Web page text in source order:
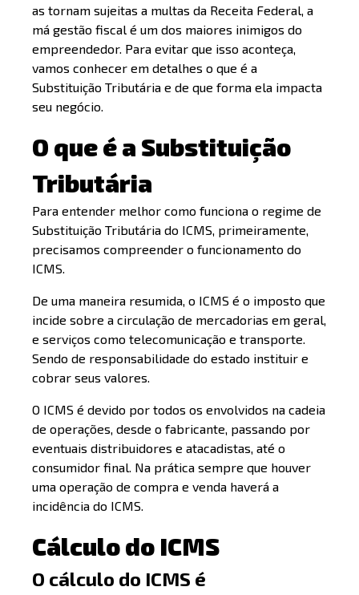
as tornam sujeitas a multas da Receita Federal, a
má gestão fiscal é um dos maiores inimigos do
empreendedor. Para evitar que isso aconteça,
vamos conhecer em detalhes o que é a
Substituição Tributária e de que forma ela impacta
seu negócio.
O que é a Substituição
Tributária
Para entender melhor como funciona o regime de
Substituição Tributária do ICMS, primeiramente,
precisamos compreender o funcionamento do
ICMS.
De uma maneira resumida, o ICMS é o imposto que
incide sobre a circulação de mercadorias em geral,
e serviços como telecomunicação e transporte.
Sendo de responsabilidade do estado instituir e
cobrar seus valores.
O ICMS é devido por todos os envolvidos na cadeia
de operações, desde o fabricante, passando por
eventuais distribuidores e atacadistas, até o
consumidor final. Na prática sempre que houver
uma operação de compra e venda haverá a
incidência do ICMS.
Cálculo do ICMS
O cálculo do ICMS é